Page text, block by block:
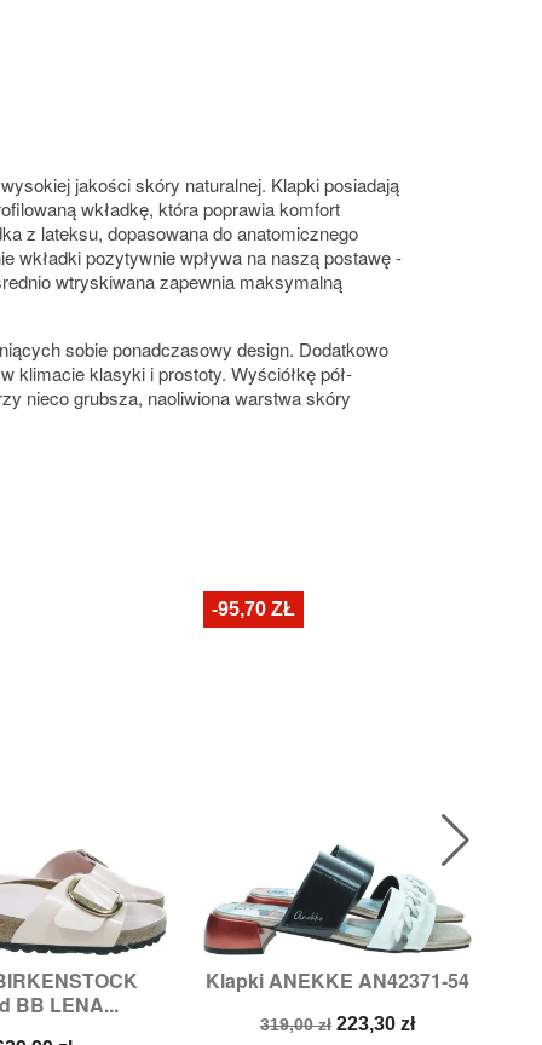
jakości skóry naturalnej. Klapki posiadają
wkładkę, która poprawia komfort
z lateksu, dopasowana do anatomicznego
wkładki pozytywnie wpływa na naszą postawę -
wtryskiwana zapewnia maksymalną
sobie ponadczasowy design. Dodatkowo
klimacie klasyki i prostoty. Wyściółkę pół-
nieco grubsza, naoliwiona warstwa skóry
BB LENA...
podgląd
37,38,39,40
Klapki ANEKKE AN42371-54
Cena
319,00 zł Cena
223,30 zł
 Szybki podgląd
-95,70 ZŁ